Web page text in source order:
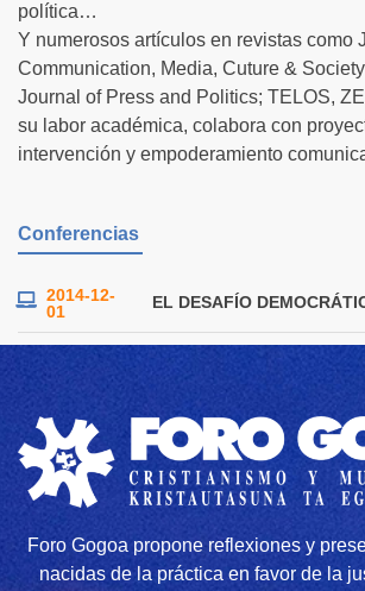
política…
Y numerosos artículos en revistas como
Communication, Media, Cuture &
Journal of Press and Politics; TELOS,
su labor académica, colabora con
intervención y empoderamiento
Conferencias
2014-12-
01
EL DESAFÍO
Foro Gogoa propone reflexiones y
nacidas de la práctica en favor de la